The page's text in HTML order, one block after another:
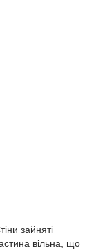
зайняті
вільна, що